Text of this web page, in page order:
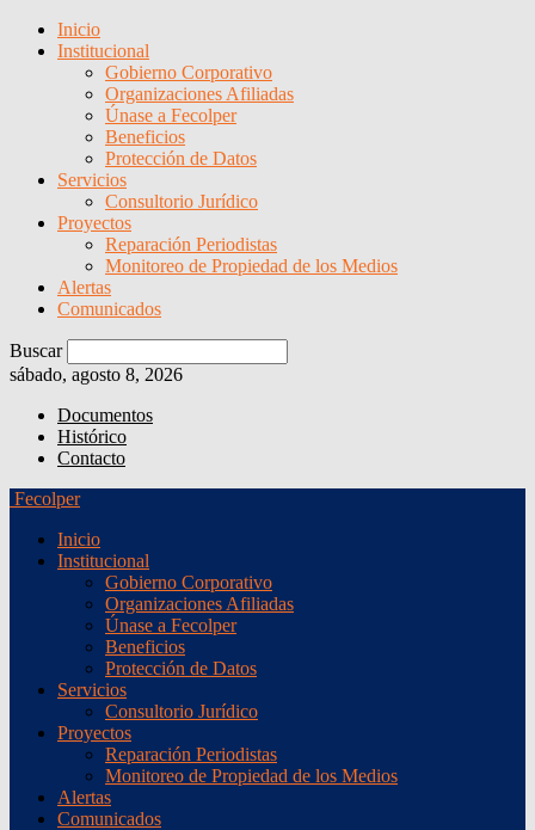
Inicio
Institucional
Gobierno Corporativo
Organizaciones Afiliadas
Únase a Fecolper
Beneficios
Protección de Datos
Servicios
Consultorio Jurídico
Proyectos
Reparación Periodistas
Monitoreo de Propiedad de los Medios
Alertas
Comunicados
Buscar
sábado, agosto 8, 2026
Documentos
Histórico
Contacto
Fecolper
Inicio
Institucional
Gobierno Corporativo
Organizaciones Afiliadas
Únase a Fecolper
Beneficios
Protección de Datos
Servicios
Consultorio Jurídico
Proyectos
Reparación Periodistas
Monitoreo de Propiedad de los Medios
Alertas
Comunicados